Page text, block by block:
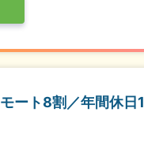
ート8割／年間休日1